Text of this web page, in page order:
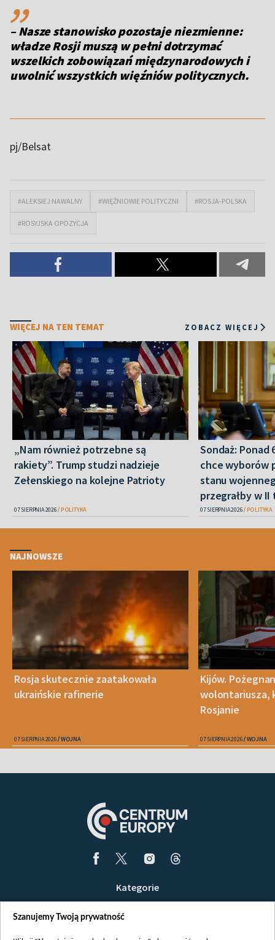
– Nasze stanowisko pozostaje niezmienne:
władze Rosji muszą w pełni dotrzymać
wszelkich zobowiązań międzynarodowych i
uwolnić wszystkich więźniów politycznych.
pj/Belsat
#ALEKSIEJ NAWALNY #WIĘŹNIOWIE POLITYCZNI #ROSJA-POLSKA
#ROSYJSKA OPOZYCJA
WIĘCEJ NA TEN TEMAT ZOBACZ WIĘCEJ
„Nam również potrzebne są
rakiety”. Trump studzi nadzieje
Zełenskiego na kolejne Patrioty
07 SIERPNIA 2026 POLITYKA
Sondaż: Ponad
chce wyborów
stanu
przegrałby w II
07 SIERPNIA 2026 POLITYKA
NAJNOWSZE
Rosja skutecznie zaatakowała
ukraińskie rafinerie
07 SIERPNIA 2026 WOJNA
Kijów.
wolontariusza,
Rosjanie
07 SIERPNIA 2026 WOJNA
Kategorie
Szanujemy Twoją prywatność